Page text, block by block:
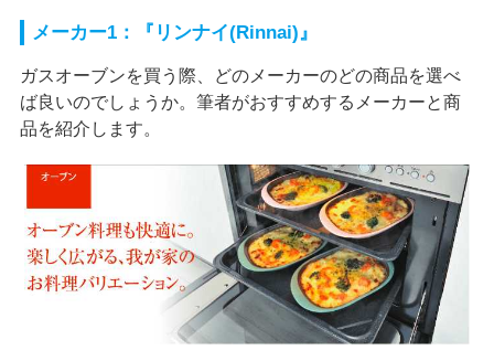
メーカー1：『リンナイ(Rinnai)』
ガスオーブンを買う際、どのメーカーのどの商品を選べ
ば良いのでしょうか。筆者がおすすめするメーカーと商
品を紹介します。